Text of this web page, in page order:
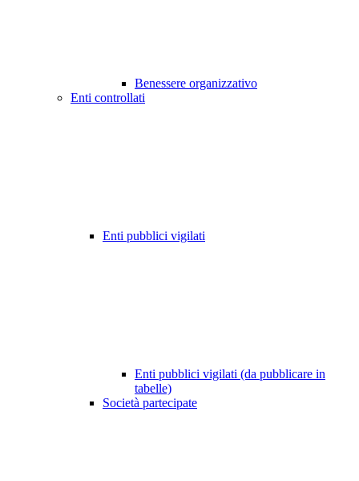
Benessere organizzativo
Enti controllati
Enti pubblici vigilati
Enti pubblici vigilati (da pubblicare in
tabelle)
Società partecipate